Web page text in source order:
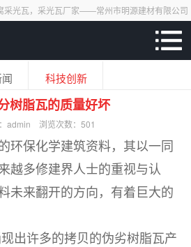
采光瓦，采光瓦厂家——常州市明源建材有限公司
科技创新
树脂瓦的质量好坏
admin 浏览次数：501
保化学建筑资料，其以一同
越多修建界人士的重视与认
未来翻开的方向，有着巨大的
许多的拷贝的伪劣树脂瓦产